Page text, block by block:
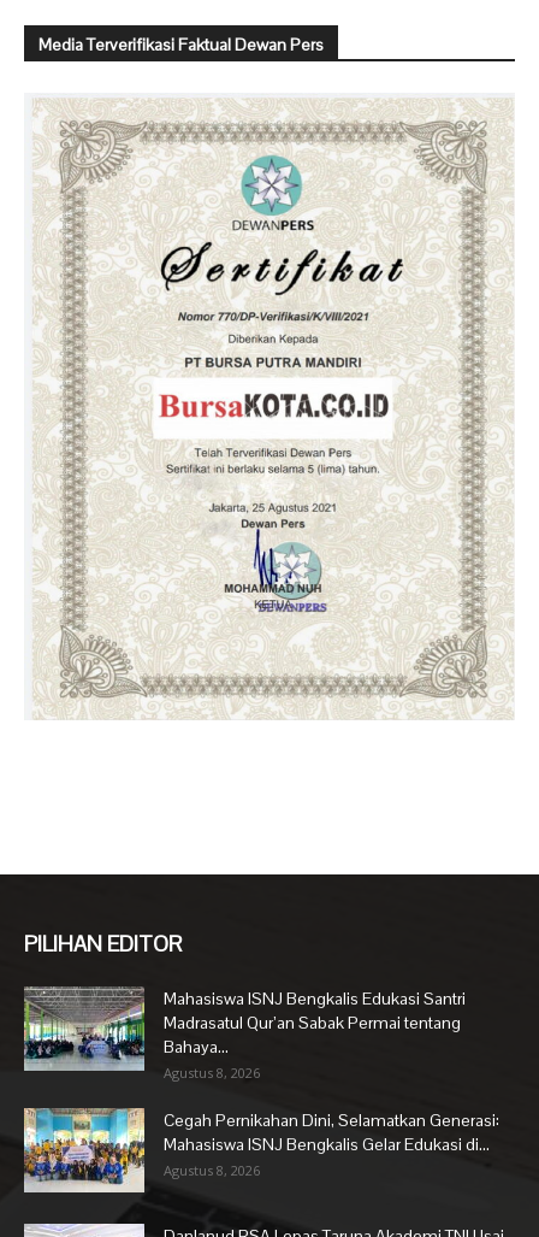
Media Terverifikasi Faktual Dewan Pers
PILIHAN EDITOR
Mahasiswa ISNJ Bengkalis Edukasi Santri
Madrasatul Qur’an Sabak Permai tentang
Bahaya...
Agustus 8, 2026
Cegah Pernikahan Dini, Selamatkan Generasi:
Mahasiswa ISNJ Bengkalis Gelar Edukasi di...
Agustus 8, 2026